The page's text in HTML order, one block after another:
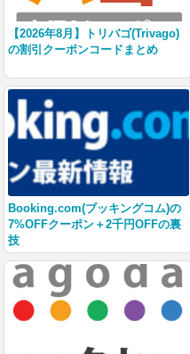
【2026年8月】トリバゴ(Trivago)
の割引クーポンコードまとめ
Booking.com(ブッキングコム)の
7%OFFクーポン＋2千円OFFの裏
技